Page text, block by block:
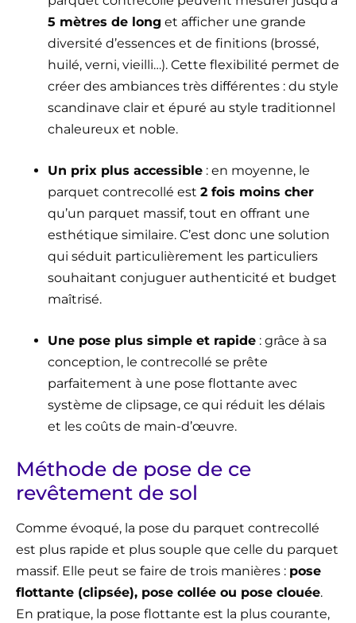
5 mètres de long et afficher une grande
diversité d’essences et de finitions (brossé,
huilé, verni, vieilli…). Cette flexibilité permet de
créer des ambiances très différentes : du style
scandinave clair et épuré au style traditionnel
chaleureux et noble.
Un prix plus accessible : en moyenne, le
parquet contrecollé est 2 fois moins cher
qu’un parquet massif, tout en offrant une
esthétique similaire. C’est donc une solution
qui séduit particulièrement les particuliers
souhaitant conjuguer authenticité et budget
maîtrisé.
Une pose plus simple et rapide : grâce à sa
conception, le contrecollé se prête
parfaitement à une pose flottante avec
système de clipsage, ce qui réduit les délais
et les coûts de main-d’œuvre.
Méthode de pose de ce
revêtement de sol
Comme évoqué, la pose du parquet contrecollé
est plus rapide et plus souple que celle du parquet
massif. Elle peut se faire de trois manières : pose
flottante (clipsée), pose collée ou pose clouée.
En pratique, la pose flottante est la plus courante,